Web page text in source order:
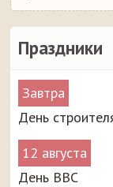
Праздники
Завтра
День
12 августа
День ВВС